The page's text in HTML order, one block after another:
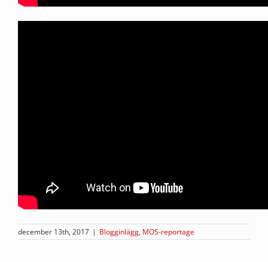
december 13th, 2017 | Blogginlägg, MOS-reportage